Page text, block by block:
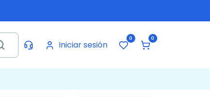
Iniciar sesión
0 0